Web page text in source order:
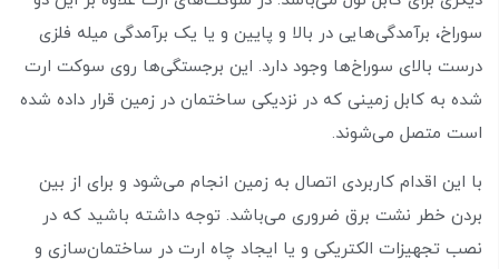
سوراخ، برآمدگی‌هایی در بالا و پایین و یا یک برآمدگی میله فلزی
درست بالای سوراخ‌ها وجود دارد. این برجستگی‌ها روی سوکت ارت
شده به کابل زمینی که در نزدیکی ساختمان در زمین قرار داده شده
است متصل می‌شوند.
با این اقدام کاربردی اتصال به زمین انجام می‌شود و برای از بین
بردن خطر نشت برق ضروری می‌باشد. توجه داشته باشید که در
نصب تجهیزات الکتریکی و یا ایجاد چاه ارت در ساختمان‌سازی و